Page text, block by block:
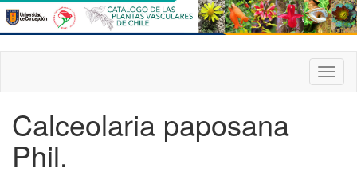
Pasar
al
contenido
principal
Calceolaria paposana
Phil.